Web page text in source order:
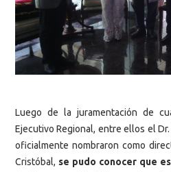
Luego de la juramentación de
Ejecutivo Regional, entre ellos el
oficialmente nombraron como
Cristóbal, se pudo conocer que